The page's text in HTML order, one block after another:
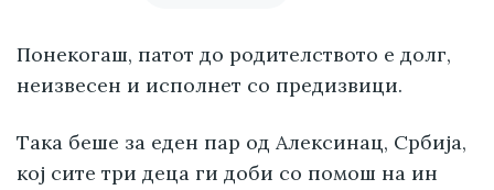
Понекогаш, патот до родителството е долг,
неизвесен и исполнет со предизвици.
Така беше за еден пар од Алексинац, Србија,
кој сите три деца ги доби со помош на ин